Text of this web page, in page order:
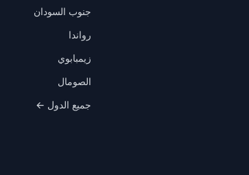
جنوب السودان
رواندا
زيمبابوي
الصومال
جميع الدول ←